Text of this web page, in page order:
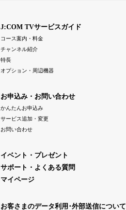
J:COM TVサービスガイド
コース案内・料金
チャンネル紹介
特長
オプション・周辺機器
お申込み・お問い合わせ
かんたんお申込み
サービス追加・変更
お問い合わせ
イベント・プレゼント
サポート・よくある質問
マイページ
お客さまのデータ利用･外部送信について